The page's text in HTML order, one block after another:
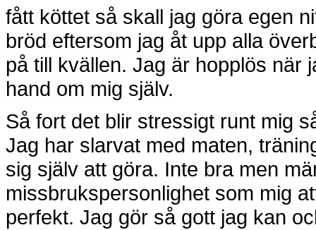
fått köttet så skall jag göra egen
bröd eftersom jag åt upp alla
på till kvällen. Jag är hopplös när
hand om mig själv.
Så fort det blir stressigt runt mig
Jag har slarvat med maten,
sig själv att göra. Inte bra men
missbrukspersonlighet som mig
perfekt. Jag gör så gott jag kan